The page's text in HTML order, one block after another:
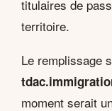
titulaires de
territoire.
Le remplissage
moment serait